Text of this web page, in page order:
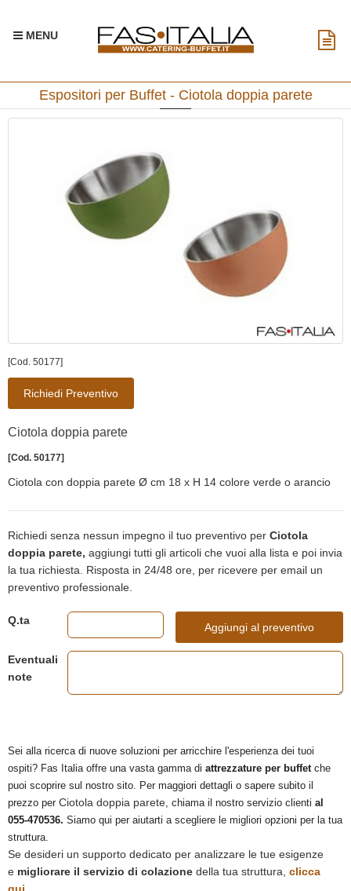
MENU
Espositori per Buffet - Ciotola doppia parete
[Cod. 50177]
Richiedi Preventivo
Ciotola doppia parete
[Cod. 50177]
Ciotola con doppia parete Ø cm 18 x H 14 colore verde o arancio
Richiedi senza nessun impegno il tuo preventivo per Ciotola
doppia parete, aggiungi tutti gli articoli che vuoi alla lista e poi invia
la tua richiesta. Risposta in 24/48 ore, per ricevere per email un
preventivo professionale.
Q.ta
Aggiungi al preventivo
Eventuali
note
Sei alla ricerca di nuove soluzioni per arricchire l'esperienza dei tuoi
ospiti? Fas Italia offre una vasta gamma di attrezzature per buffetche
puoi scoprire sul nostro sito. Per maggiori dettagli o sapere subito il
prezzo per Ciotola doppia parete, chiama il nostro servizio clienti al
055-470536. Siamo qui per aiutarti a scegliere le migliori opzioni per la tua
struttura.
Se desideri un supporto dedicato per analizzare le tue esigenze
e migliorare il servizio di colazione della tua struttura, clicca